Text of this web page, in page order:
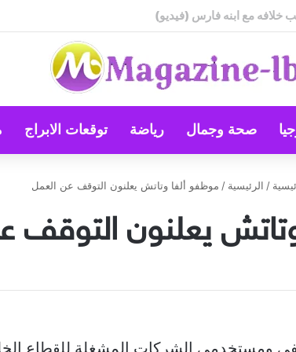
صحة وجمال رياضة توقعات الابراج
/ الرئيسية / موظفو ألفا وتاتش يعلنون التوقف عن العمل
يعلنون التوقف
ومستخدمي الشركات المشغلة للقطاع